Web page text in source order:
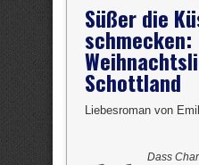
Süßer die
schmecken:
Schottland
Liebesroman von
Dass